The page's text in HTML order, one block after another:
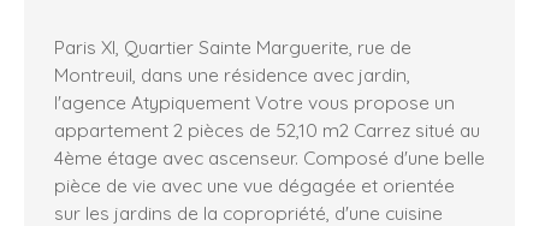
Paris XI, Quartier Sainte Marguerite, rue de
Montreuil, dans une résidence avec jardin,
l'agence Atypiquement Votre vous propose un
appartement 2 pièces de 52,10 m2 Carrez situé au
4ème étage avec ascenseur. Composé d'une belle
pièce de vie avec une vue dégagée et orientée
sur les jardins de la copropriété, d'une cuisine